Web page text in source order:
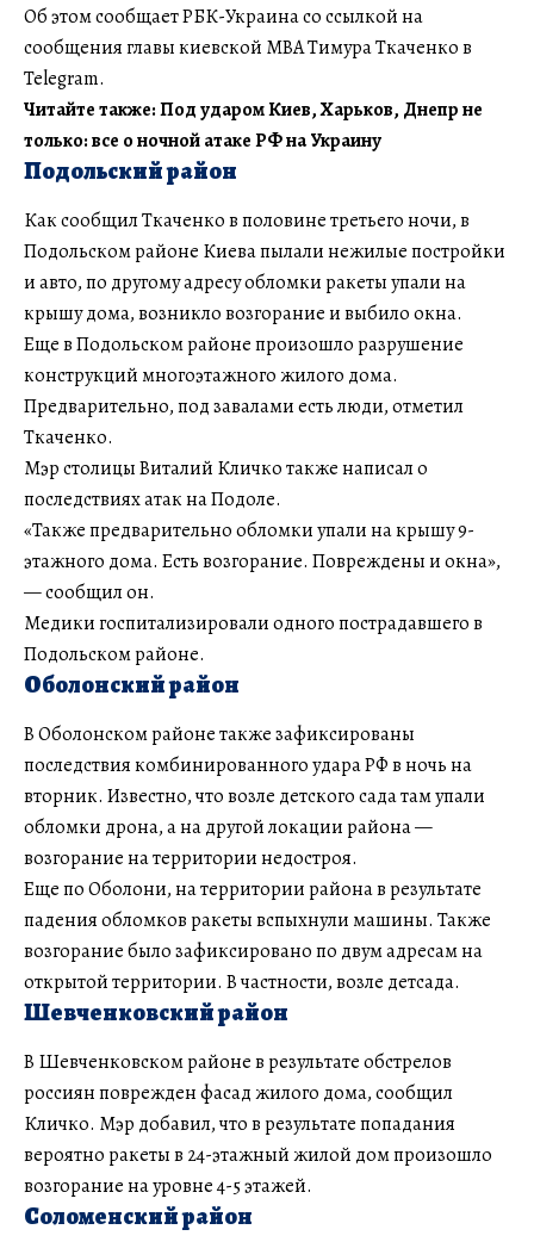
Об этом сообщает РБК-Украина со ссылкой на
сообщения главы киевской МВА Тимура Ткаченко в
Telegram.
Читайте также: Под ударом Киев, Харьков, Днепр не
только: все о ночной атаке РФ на Украину
Подольский район
Как сообщил Ткаченко в половине третьего ночи, в
Подольском районе Киева пылали нежилые постройки
и авто, по другому адресу обломки ракеты упали на
крышу дома, возникло возгорание и выбило окна.
Еще в Подольском районе произошло разрушение
конструкций многоэтажного жилого дома.
Предварительно, под завалами есть люди, отметил
Ткаченко.
Мэр столицы Виталий Кличко также написал о
последствиях атак на Подоле.
«Также предварительно обломки упали на крышу 9-
этажного дома. Есть возгорание. Повреждены и окна»,
— сообщил он.
Медики госпитализировали одного пострадавшего в
Подольском районе.
Оболонский район
В Оболонском районе также зафиксированы
последствия комбинированного удара РФ в ночь на
вторник. Известно, что возле детского сада там упали
обломки дрона, а на другой локации района —
возгорание на территории недостроя.
Еще по Оболони, на территории района в результате
падения обломков ракеты вспыхнули машины. Также
возгорание было зафиксировано по двум адресам на
открытой территории. В частности, возле детсада.
Шевченковский район
В Шевченковском районе в результате обстрелов
россиян поврежден фасад жилого дома, сообщил
Кличко. Мэр добавил, что в результате попадания
вероятно ракеты в 24-этажный жилой дом произошло
возгорание на уровне 4-5 этажей.
Соломенский район